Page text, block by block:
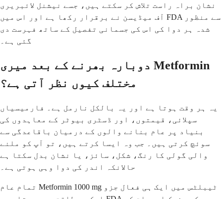
نشان براہ راست تلاش کر سکتے ہیں، جسے نیشنل لائبریری
آف میڈیسن نے برقرار رکھا ہے اور اس میں FDA سے منظور
شدہ ہر دوا کی اس کی جسمانی تفصیل کے ساتھ فہرست دی
گئی ہے۔
دوبارہ بھرنے کے بعد میری Metformin
مختلف کیوں نظر آتی ہے؟
یہ ہر وقت ہوتا ہے اور یہ بالکل نارمل ہے۔ فارمیسیاں
سپلائی، قیمتوں، اور ڈسٹری بیوٹر کے معاہدوں کی
بنیاد پر عام بنانے والوں کے درمیان باقاعدگی سے
سوئچ کرتی ہیں۔ جب وہ ایسا کرتے ہیں، تو آپ کو ملنے
والی گولی کا رنگ، شکل، سائز، یا نشان بدل سکتا ہے
حالانکہ اندر کی دوا وہی ہوتی ہے۔
تمام عام Metformin 1000 mg ٹیبلٹس میں ایک ہی فعال جزو